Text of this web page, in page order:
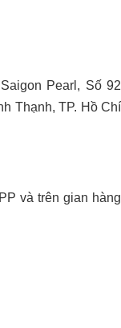
Pearl, Số 92
Thạnh, TP. Hồ Chí
và trên gian hàng
Khu